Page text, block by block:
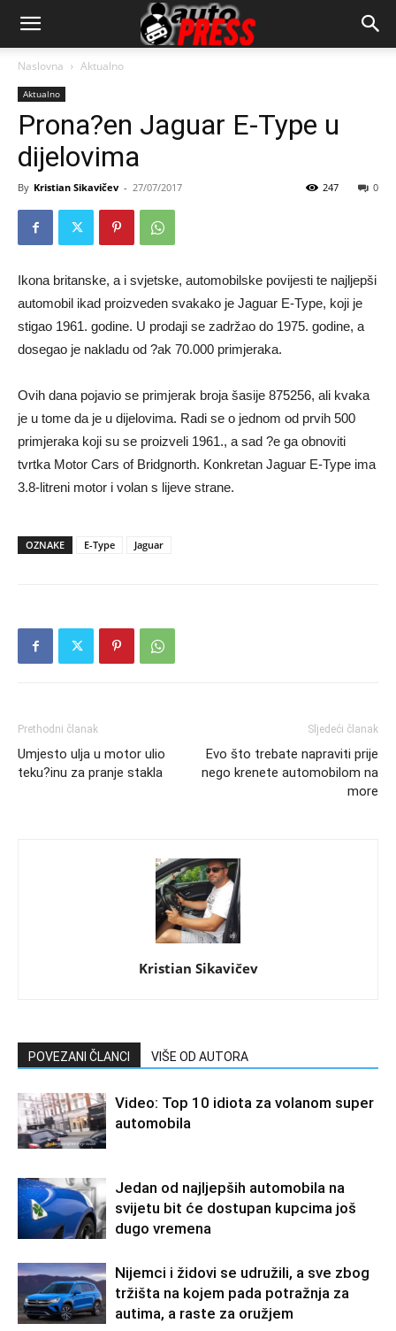
AutopressHR
Naslovna Aktualno
Aktualno
Prona?en Jaguar E-Type u
dijelovima
By Kristian Sikavičev - 27/07/2017 0
247
Ikona britanske, a i svjetske, automobilske povijesti te najljepši
automobil ikad proizveden svakako je Jaguar E-Type, koji je
stigao 1961. godine. U prodaji se zadržao do 1975. godine, a
dosegao je nakladu od ?ak 70.000 primjeraka.
Ovih dana pojavio se primjerak broja šasije 875256, ali kvaka
je u tome da je u dijelovima. Radi se o jednom od prvih 500
primjeraka koji su se proizveli 1961., a sad ?e ga obnoviti
tvrtka Motor Cars of Bridgnorth. Konkretan Jaguar E-Type ima
3.8-litreni motor i volan s lijeve strane.
OZNAKE E-Type Jaguar
Prethodni članak
Umjesto ulja u motor ulio
teku?inu za pranje stakla
Sljedeći članak
Evo što trebate napraviti prije
nego krenete automobilom na
more
Kristian Sikavičev
POVEZANI ČLANCI VIŠE OD AUTORA
Video: Top 10 idiota za volanom super
automobila
Jedan od najljepših automobila na
svijetu bit će dostupan kupcima još
dugo vremena
Nijemci i židovi se udružili, a sve zbog
tržišta na kojem pada potražnja za
autima, a raste za oružjem